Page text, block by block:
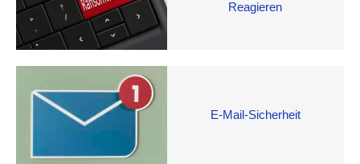
Reagieren
E-Mail-Sicherheit